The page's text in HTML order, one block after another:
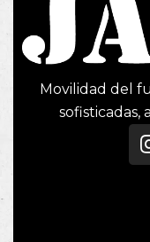
Movilidad del
sofisticadas,